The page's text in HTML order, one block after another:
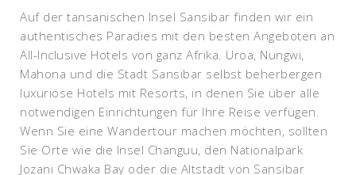
Auf der tansanischen Insel Sansibar finden wir ein
authentisches Paradies mit den besten Angeboten an
All-Inclusive Hotels von ganz Afrika. Uroa, Nungwi,
Mahona und die Stadt Sansibar selbst beherbergen
luxuriöse Hotels mit Resorts, in denen Sie über alle
notwendigen Einrichtungen für Ihre Reise verfügen.
Wenn Sie eine Wandertour machen möchten, sollten
Sie Orte wie die Insel Changuu, den Nationalpark
Jozani Chwaka Bay oder die Altstadt von Sansibar